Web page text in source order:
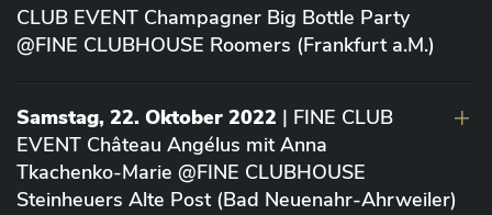
CLUB EVENT Champagner Big Bottle Party
@FINE CLUBHOUSE Roomers (Frankfurt a.M.)
Samstag, 22. Oktober 2022 | FINE CLUB
EVENT Château Angélus mit Anna
Tkachenko-Marie @FINE CLUBHOUSE
Steinheuers Alte Post (Bad Neuenahr-Ahrweiler)